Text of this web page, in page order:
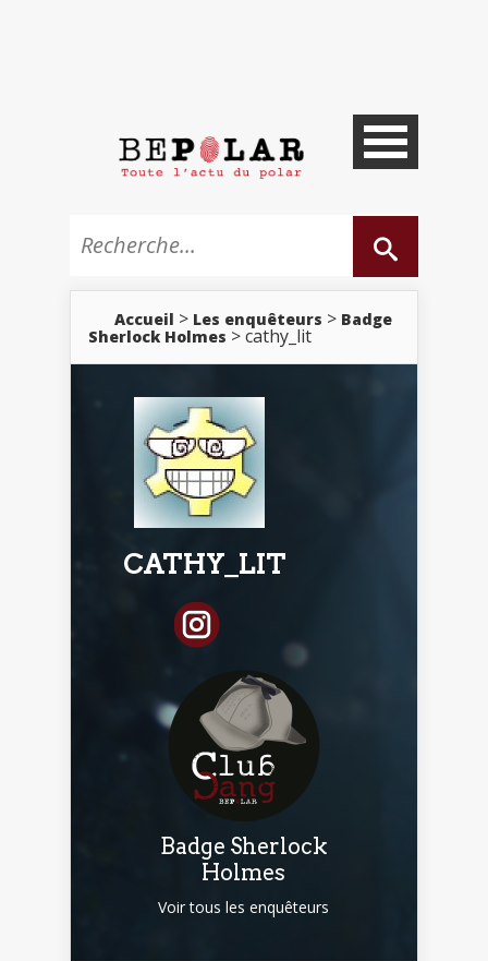
Accueil > Les enquêteurs > Badge
Sherlock Holmes > cathy_lit
CATHY_LIT
Badge Sherlock
Holmes
Voir tous les enquêteurs